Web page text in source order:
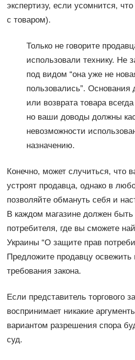
экспертизу, если усомнится,
с товаром).
Только не говорите
использовали технику. Не
под видом “она уже не
пользовались”. Основания
или возврата товара
но ваши доводы должны
невозможности
назначению.
Конечно, может случиться, что
устроят продавца, однако в
позволяйте обмануть себя и
В каждом магазине должен быть
потребителя, где вы сможете
Украины “О защите прав
Предложите продавцу освежить
требования закона.
Если представитель торгового
воспринимает никакие
вариантом разрешения спора
суд.